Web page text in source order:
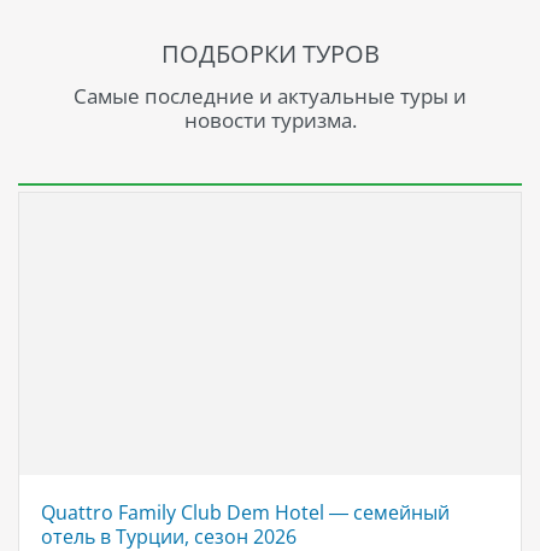
ПОДБОРКИ ТУРОВ
Самые последние и актуальные туры и
новости туризма.
Quattro Family Club Dem Hotel — семейный
отель в Турции, сезон 2026